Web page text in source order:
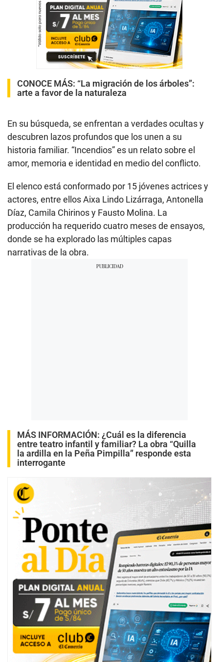
CONOCE MÁS: “La migración de los árboles”:
arte a favor de la naturaleza
En su búsqueda, se enfrentan a verdades ocultas y
descubren lazos profundos que los unen a su
historia familiar. “Incendios” es un relato sobre el
amor, memoria e identidad en medio del conflicto.
El elenco está conformado por 15 jóvenes actrices y
actores, entre ellos Aixa Lindo Lizárraga, Antonella
Díaz, Camila Chirinos y Fausto Molina. La
producción ha requerido cuatro meses de ensayos,
donde se ha explorado las múltiples capas
narrativas de la obra.
MÁS INFORMACIÓN: ¿Cuál es la diferencia
entre teatro infantil y familiar? La obra “Quilla
la ardilla en la Peña Pimpilla” responde esta
interrogante